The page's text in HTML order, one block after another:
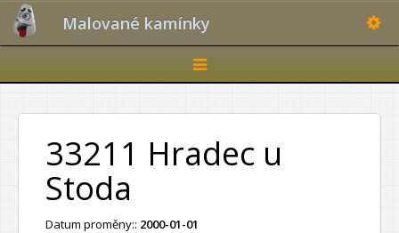
Malované kamínky
Toggle
navigation
33211 Hradec u
Stoda
Datum proměny:: 2000-01-01